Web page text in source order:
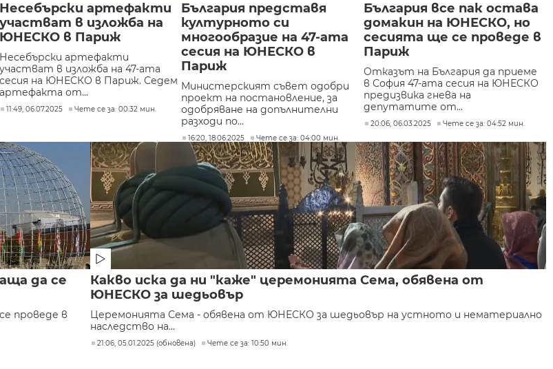
Несебърски артефакти
участват в изложба на
ЮНЕСКО в Париж
Несебърски артефакти
участват в изложба на 47-ата
сесия на ЮНЕСКО в Париж. Седем
артефакта от...
11:49, 06.07.2025 Чете се за: 00:32 мин.
България представя
културното си
многообразие на 47-ата
сесия на ЮНЕСКО в
Париж
Министерският съвет одобри
проект на постановление, за
одобряване на допълнителни
разходи по...
16:20, 18.06.2025 Чете се за: 04:00 мин.
България все пак остава
домакин на ЮНЕСКО, но
сесията ще се проведе в
Париж
Отказът на България да приеме
в София 47-ата сесия на ЮНЕСКО
предизвика гнева на
депутатите от...
20:06, 06.03.2025 Чете се за: 04:52 мин.
да се
проведе в
Какво иска да ни "каже" церемонията Сема, обявена от
ЮНЕСКО за шедьовър
Церемонията Сема - обявена от ЮНЕСКО за шедьовър на устното и нематериално
наследство на...
21:06, 05.01.2025 (обновена) Чете се за: 10:50 мин.